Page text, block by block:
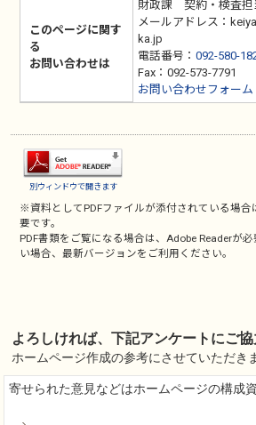
このページに関す
る
お問い合わせは
財政課 契約・検査担
メールアドレス：
ka.jp
電話番号： 092-580-
Fax：092-573-7791
お問い合わせフォーム
別ウィンドウで開きます
※資料としてPDFファイルが添付されている場合
要です。
PDF書類をご覧になる場合は、Adobe Readerが必
い場合、最新バージョンをご利用ください。